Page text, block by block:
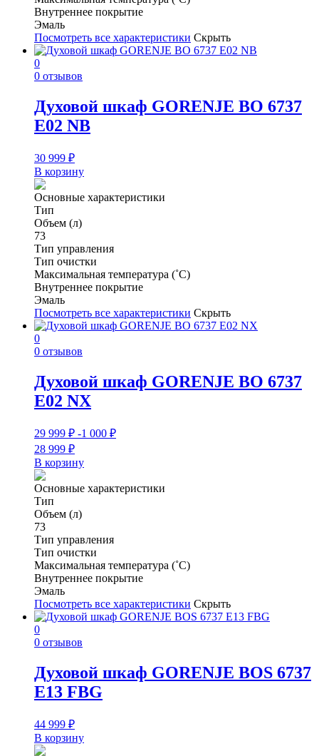
Внутреннее покрытие
Эмаль
Посмотреть все характеристики Скрыть
0
0 отзывов
Духовой шкаф GORENJE BO 6737
E02 NB
30 999 ₽
В корзину
Основные характеристики
Тип
Объем (л)
73
Тип управления
Тип очистки
Максимальная температура (˚С)
Внутреннее покрытие
Эмаль
Посмотреть все характеристики Скрыть
0
0 отзывов
Духовой шкаф GORENJE BO 6737
E02 NX
29 999 ₽ -1 000 ₽
28 999 ₽
В корзину
Основные характеристики
Тип
Объем (л)
73
Тип управления
Тип очистки
Максимальная температура (˚С)
Внутреннее покрытие
Эмаль
Посмотреть все характеристики Скрыть
0
0 отзывов
Духовой шкаф GORENJE BOS 6737
E13 FBG
44 999 ₽
В корзину